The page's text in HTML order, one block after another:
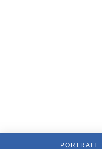
PORTRAIT